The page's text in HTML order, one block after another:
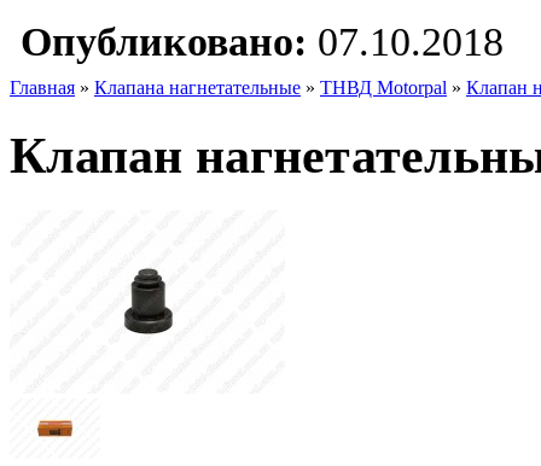
Опубликовано: 07.10.2018
Главная » Клапана нагнетательные » ТНВД Motorpal » Клапан
Клапан